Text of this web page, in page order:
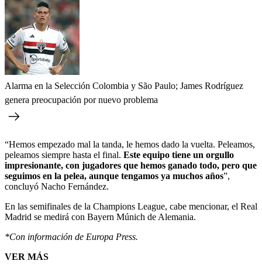
Alarma en la Selección Colombia y São Paulo; James Rodríguez
genera preocupación por nuevo problema
“Hemos empezado mal la tanda, le hemos dado la vuelta. Peleamos,
peleamos siempre hasta el final. Este equipo tiene un orgullo
impresionante, con jugadores que hemos ganado todo, pero que
seguimos en la pelea, aunque tengamos ya muchos años”,
concluyó Nacho Fernández.
En las semifinales de la Champions League, cabe mencionar, el Real
Madrid se medirá con Bayern Múnich de Alemania.
*Con información de Europa Press.
VER MÁS